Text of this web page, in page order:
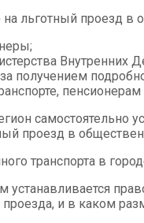
льготный проезд в
Внутренних
получением
самостоятельно
проезд в
транспорта в
и в каком